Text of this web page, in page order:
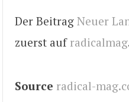
Der Beitrag Neuer
zuerst auf radicalmag
Source radical-